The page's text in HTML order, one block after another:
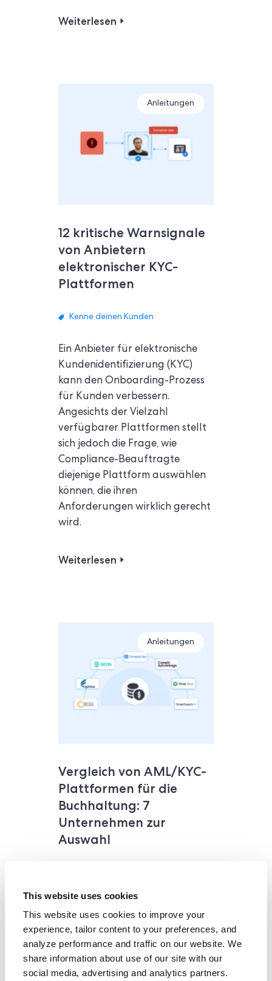
This website uses cookies
This website uses cookies to improve your
experience, tailor content to your preferences, and
analyze performance and traffic on our website. We
share information about use of our site with our
social media, advertising and analytics partners.
Weiterlesen
Anleitungen
12 kritische Warnsignale
von Anbietern
elektronischer KYC-
Plattformen
Kenne deinen Kunden
Ein Anbieter für elektronische
Kundenidentifizierung (KYC)
kann den Onboarding-Prozess
für Kunden verbessern.
Angesichts der Vielzahl
verfügbarer Plattformen stellt
sich jedoch die Frage, wie
Compliance-Beauftragte
diejenige Plattform auswählen
können, die ihren
Anforderungen wirklich gerecht
wird.
Weiterlesen
Anleitungen
Vergleich von AML/KYC-
Plattformen für die
Buchhaltung: 7
Unternehmen zur
Auswahl
benötigen maßgeschneiderte
AML/KYC-Lösungen aufgrund
der spezifischen Transaktions-
und Verhaltensrisiken in diesem